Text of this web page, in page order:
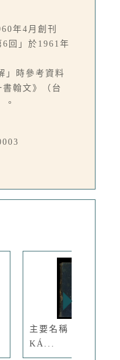
年4月創刊
6回」於1961年
」時參考資料
翰文》（台
。
主要名稱：LÔ HOA
KÁ...